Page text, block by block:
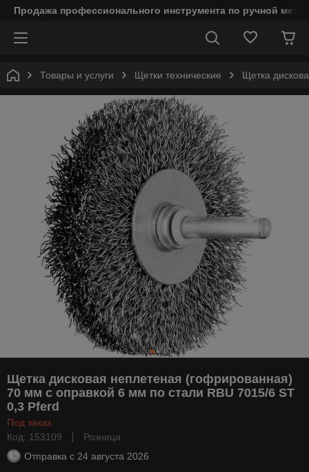
Продажа профессионального инструмента по ручной
Товары и услуги Щетки технические Щетка
Щетка дисковая неплетеная (гофрированная)
70 мм с оправкой 6 мм по стали RBU 7015/6 ST
0,3 Pferd
Под заказ
Код: 153109
Розница
Отправка с 24 августа 2026